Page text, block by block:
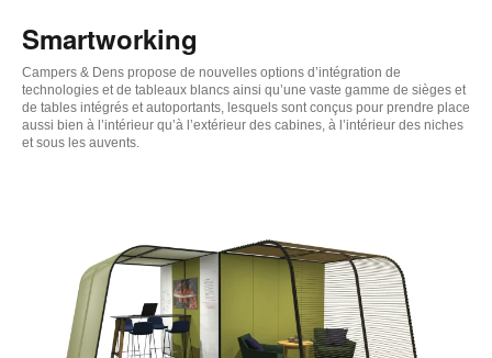
Smartworking
Campers & Dens propose de nouvelles options d’intégration de
technologies et de tableaux blancs ainsi qu’une vaste gamme de sièges et
de tables intégrés et autoportants, lesquels sont conçus pour prendre place
aussi bien à l’intérieur qu’à l’extérieur des cabines, à l’intérieur des niches
et sous les auvents.